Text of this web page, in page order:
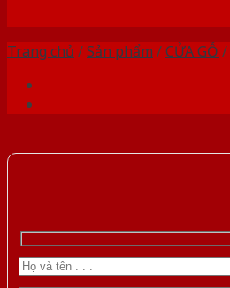
Trang chủ /Sản phẩm /CỬA GỖ /